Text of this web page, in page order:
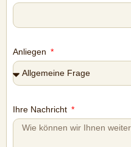
Anliegen
Ihre Nachricht